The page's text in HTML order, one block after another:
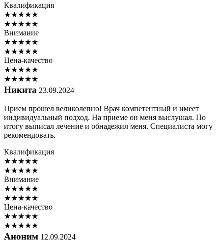
Квалификация
★★★★★
★★★★★
Внимание
★★★★★
★★★★★
Цена-качество
★★★★★
★★★★★
Никита 23.09.2024
Прием прошел великолепно! Врач компетентный и имеет
индивидуальный подход. На приеме он меня выслушал. По
итогу выписал лечение и обнадежил меня. Специалиста могу
рекомендовать.
Квалификация
★★★★★
★★★★★
Внимание
★★★★★
★★★★★
Цена-качество
★★★★★
★★★★★
Аноним 12.09.2024